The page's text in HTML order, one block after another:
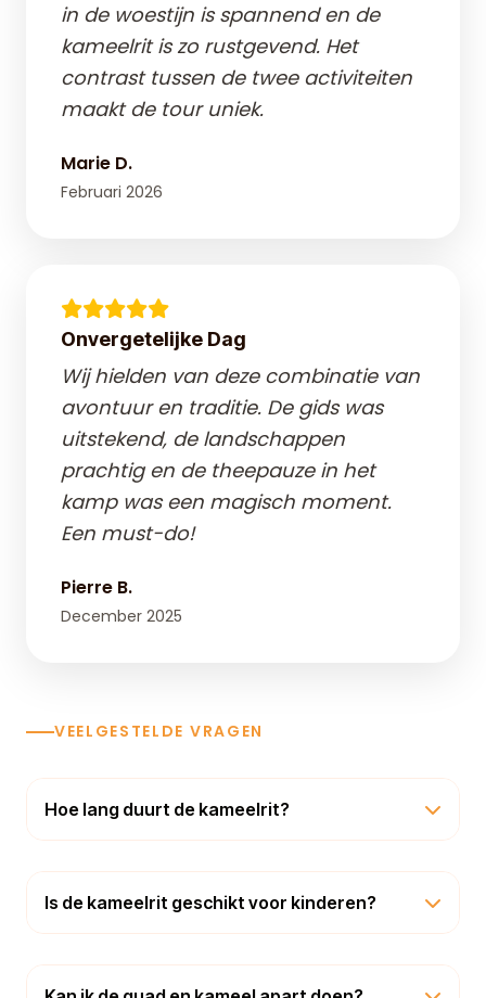
in de woestijn is spannend en de
kameelrit is zo rustgevend. Het
contrast tussen de twee activiteiten
maakt de tour uniek.
Marie D.
Februari 2026
Onvergetelijke Dag
Wij hielden van deze combinatie van
avontuur en traditie. De gids was
uitstekend, de landschappen
prachtig en de theepauze in het
kamp was een magisch moment.
Een must-do!
Pierre B.
December 2025
VEELGESTELDE VRAGEN
Hoe lang duurt de kameelrit?
Is de kameelrit geschikt voor kinderen?